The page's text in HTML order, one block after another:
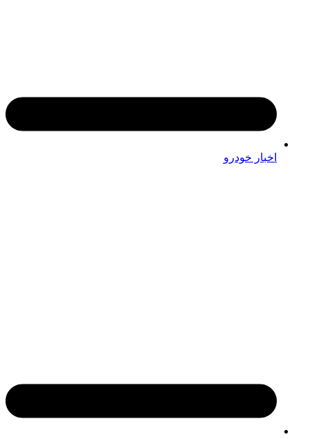
اخبار خودرو